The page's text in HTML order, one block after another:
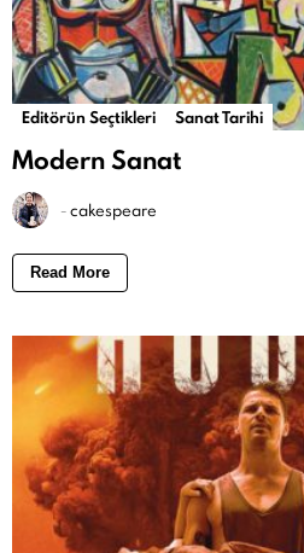
Editörün Seçtikleri Sanat Tarihi
Modern Sanat
-cakespeare
Read More